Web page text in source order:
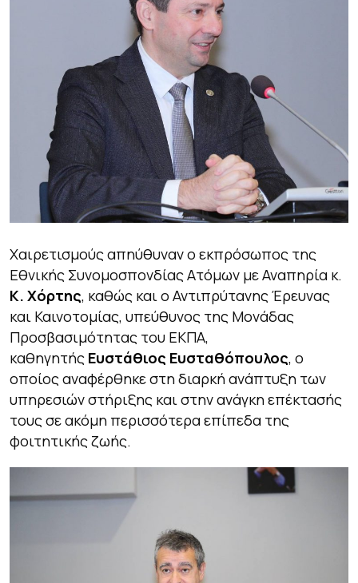
Χαιρετισμούς απηύθυναν o εκπρόσωπος της
Εθνικής Συνομοσπονδίας Ατόμων με Αναπηρία κ.
Κ. Χόρτης, καθώς και ο Αντιπρύτανης Έρευνας
και Καινοτομίας, υπεύθυνος της Μονάδας
Προσβασιμότητας του ΕΚΠΑ,
καθηγητής Ευστάθιος Ευσταθόπουλος, ο
οποίος αναφέρθηκε στη διαρκή ανάπτυξη των
υπηρεσιών στήριξης και στην ανάγκη επέκτασής
τους σε ακόμη περισσότερα επίπεδα της
φοιτητικής ζωής.